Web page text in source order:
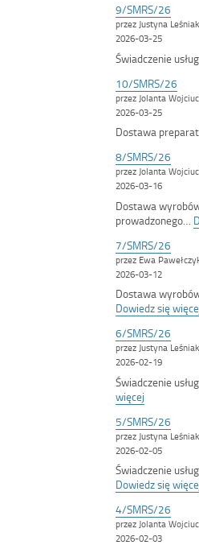
9/SMRS/26
przez Justyna Leśniak
2026-03-25
Świadczenie
10/SMRS/26
przez Jolanta
2026-03-25
Dostawa
8/SMRS/26
przez Jolanta
2026-03-16
Dostawa
prowadzonego…
7/SMRS/26
przez Ewa
2026-03-12
Dostawa
Dowiedz się
6/SMRS/26
przez Justyna Leśniak
2026-02-19
Świadczenie
więcej
<span
class='bip-
title-
5/SMRS/26
przez Justyna Leśniak
2026-02-05
Świadczenie
Dowiedz się
4/SMRS/26
przez Jolanta
2026-02-03